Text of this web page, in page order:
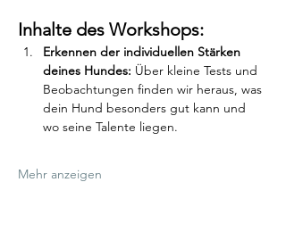
Inhalte des Workshops:
Erkennen der individuellen Stärken
deines Hundes: Über kleine Tests und
Beobachtungen finden wir heraus, was
dein Hund besonders gut kann und
wo seine Talente liegen.
Mehr anzeigen